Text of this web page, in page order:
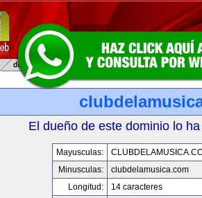
El dueño de este dominio lo
Mayusculas:
Minusculas:
clubdelamusica.com
Longitud:
14 caracteres